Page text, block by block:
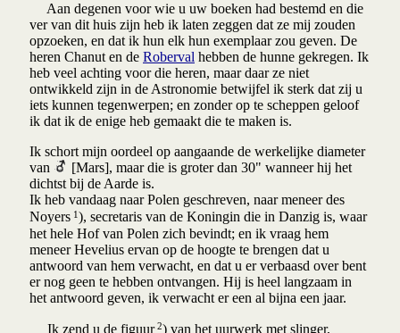
Aan degenen voor wie u uw boeken had bestemd en die
ver van dit huis zijn heb ik laten zeggen dat ze mij zouden
opzoeken, en dat ik hun elk hun exemplaar zou geven. De
heren Chanut en de Roberval hebben de hunne gekregen. Ik
heb veel achting voor die heren, maar daar ze niet
ontwikkeld zijn in de Astronomie betwijfel ik sterk dat zij u
iets kunnen tegenwerpen; en zonder op te scheppen geloof
ik dat ik de enige heb gemaakt die te maken is.
Ik schort mijn oordeel op aangaande de werkelijke diameter
van
[Mars], maar die is groter dan 30" wanneer hij het
dichtst bij de Aarde is.
Ik heb vandaag naar Polen geschreven, naar meneer des
Noyers 1), secretaris van de Koningin die in Danzig is, waar
het hele Hof van Polen zich bevindt; en ik vraag hem
meneer Hevelius ervan op de hoogte te brengen dat u
antwoord van hem verwacht, en dat u er verbaasd over bent
er nog geen te hebben ontvangen. Hij is heel langzaam in
het antwoord geven, ik verwacht er een al bijna een jaar.
Ik zend u de figuur2) van het uurwerk met slinger,